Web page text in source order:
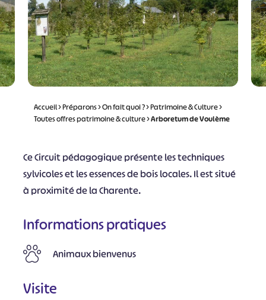
Accueil>Préparons>On fait quoi ?>Patrimoine & Culture>
Toutes offres patrimoine & culture>Arboretum de Voulème
Ce Circuit pédagogique présente les techniques
sylvicoles et les essences de bois locales. Il est situé
à proximité de la Charente.
Informations pratiques
Animaux bienvenus
Visite